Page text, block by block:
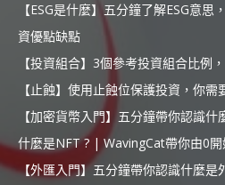
【ESG是什麼】五分鐘了解ESG意
資優點缺點
【投資組合】3個參考投資組合比例
【止蝕】使用止蝕位保護投資，你
【加密貨幣入門】五分鐘帶你認識
什麼是NFT ? | WavingCat帶你由0
【外匯入門】五分鐘帶你認識什麼是